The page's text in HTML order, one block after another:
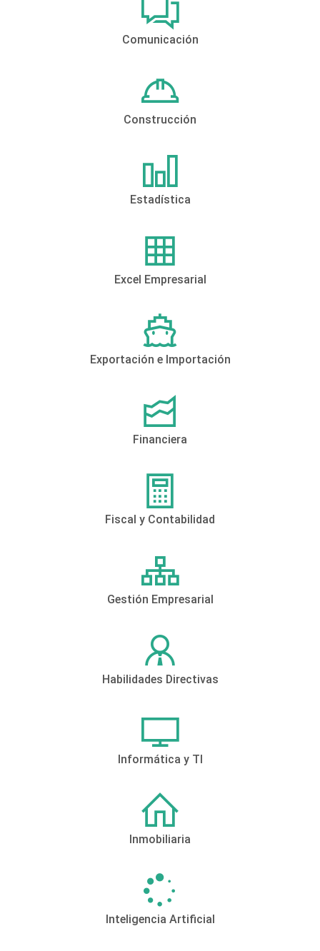
Comunicación
Construcción
Estadística
Excel Empresarial
Exportación e Importación
Financiera
Fiscal y Contabilidad
Gestión Empresarial
Habilidades Directivas
Informática y TI
Inmobiliaria
Inteligencia Artificial